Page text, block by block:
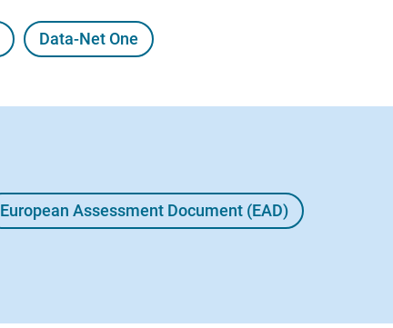
Data-Net One
European Assessment Document (EAD)